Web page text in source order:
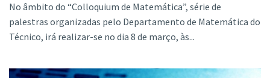
No âmbito do “Colloquium de Matemática”, série de
palestras organizadas pelo Departamento de Matemática do
Técnico, irá realizar-se no dia 8 de março, às...